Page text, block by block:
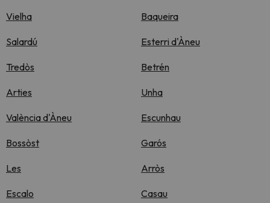
Vielha Baqueira
Salardú Esterri d'Àneu
Tredòs Betrén
Arties Unha
València d'Àneu Escunhau
Bossòst Garós
Les Arròs
Escalo Casau